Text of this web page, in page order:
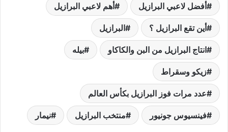
أفضل لاعبي البرازيل أهم لاعبي البرازيل
أين تقع البرازيل ؟ البرازيل
انتاج البرازيل من البن والكاكاو بيله
زيكو وسقراط
عدد مرات فوز البرازيل بكأس العالم
فينسيوس جونيور منتخب البرازيل نيمار